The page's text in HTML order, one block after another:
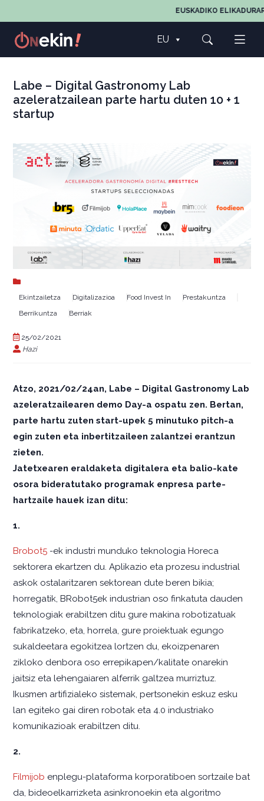
EUSKADIKO
EU
Labe – Digital Gastronomy Lab
azeleratzailean parte hartu duten 10 + 1
startup
Ekintzailetza Digitalizazioa Food Invest In
Prestakuntza
Berrikuntza
Berriak
25/02/2021
Hazi
Atzo, 2021/02/24an, Labe – Digital Gastronomy Lab
azeleratzailearen demo Day-a ospatu zen. Bertan,
parte hartu zuten start-upek 5 minutuko pitch-a
egin zuten eta inbertitzaileen zalantzei erantzun
zieten.
Jatetxearen eraldaketa digitalera eta balio-kate
osora bideratutako programak enpresa parte-
hartzaile hauek izan ditu:
1.
Brobot5 -ek industri munduko teknologia Horeca
sektorera ekartzen du. Aplikazio eta prozesu industrial
askok ostalaritzaren sektorean dute beren bikia;
horregatik, BRobot5ek industrian oso finkatuta dauden
teknologiak erabiltzen ditu gure makina robotizatuak
fabrikatzeko, eta, horrela, gure proiektuak egungo
sukaldeetara egokitzea lortzen du, ekoizpenaren
zikloko denbora oso errepikapen/kalitate onarekin
jaitsiz eta lehengaiaren alferrik galtzea murriztuz.
Ikusmen artifizialeko sistemak, pertsonekin eskuz esku
lan egiteko gai diren robotak eta 4.0 industriako
komunikazioak erabiltzen ditu.
2.
Filmijob enplegu-plataforma korporatiboen sortzaile bat
da, bideoelkarrizketa asinkronoekin eta algoritmo